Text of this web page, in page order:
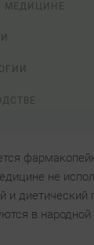
МЕДИЦИНЕ
не
и диетический
в